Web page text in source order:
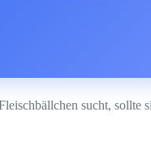
sucht, sollte